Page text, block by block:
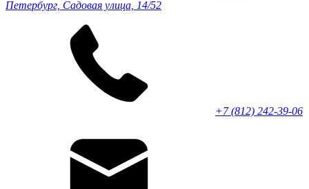
Петербург, Садовая улица, 14/52
+7 (812) 242-39-06